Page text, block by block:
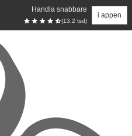
Handla snabbare
(13.2 tsd)
i appen